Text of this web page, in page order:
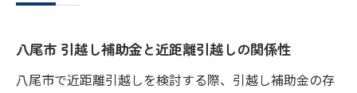
八尾市 引越し補助金と近距離引越しの関係性
八尾市で近距離引越しを検討する際、引越し補助金の存